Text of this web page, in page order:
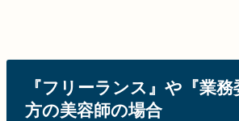
『フリーランス』や『業
方の美容師の場合